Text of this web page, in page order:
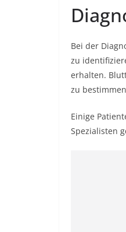
Bei der
zu
erhalten.
zu
Einige
Spezialisten